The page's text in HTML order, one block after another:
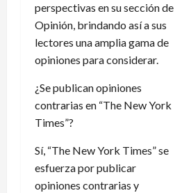
perspectivas en su sección de
Opinión, brindando así a sus
lectores una amplia gama de
opiniones para considerar.
¿Se publican opiniones
contrarias en “The New York
Times”?
Sí, “The New York Times” se
esfuerza por publicar
opiniones contrarias y